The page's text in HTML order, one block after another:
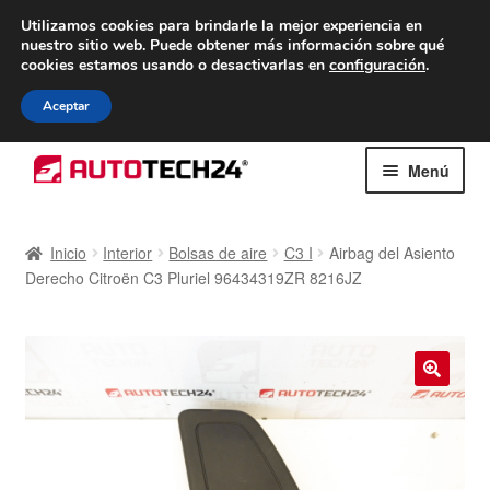
ENTREGA desde 7 EUR
De lunes a viernes de 9 a. m. a 4 p. m.
navegación
al
Menú
Caja registradora
Contacto
Envío al mundo entero
Inicio Interior Bolsas de aire C3 I
Airbag del Asiento
Derecho Citroën C3 Pluriel 96434319ZR 8216JZ
🔍
Utilizamos cookies para brindarle la mejor experiencia en
nuestro sitio web. Puede obtener más información sobre qué
cookies estamos usando o desactivarlas en configuración.
Aceptar